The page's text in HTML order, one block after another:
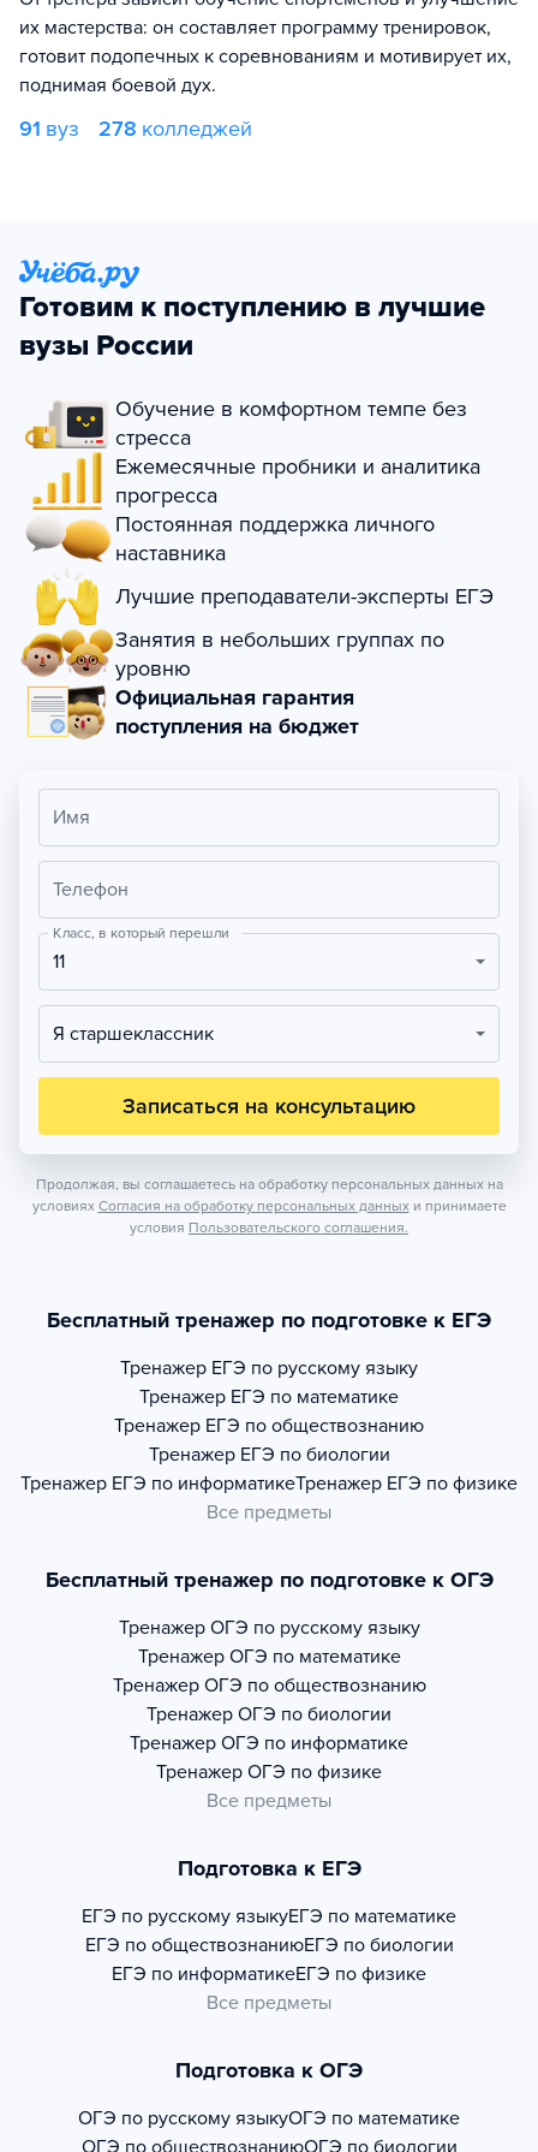
их мастерства: он составляет программу тренировок,
готовит подопечных к соревнованиям и мотивирует их,
поднимая боевой дух.
91 вуз 278 колледжей
Готовим к поступлению в лучшие
вузы России
Обучение в комфортном темпе без
стресса
Ежемесячные пробники и аналитика
прогресса
Постоянная поддержка личного
наставника
Лучшие преподаватели-эксперты ЕГЭ
Занятия в небольших группах по
уровню
Официальная гарантия
поступления на бюджет
Имя
Телефон
Класс, в который перешли
11
Я старшеклассник
Записаться на консультацию
Продолжая, вы соглашаетесь на обработку персональных данных на
условиях Согласия на обработку персональных данных и принимаете
условия Пользовательского соглашения.
Бесплатный тренажер по подготовке к ЕГЭ
Тренажер ЕГЭ по русскому языку
Тренажер ЕГЭ по математике
Тренажер ЕГЭ по обществознанию
Тренажер ЕГЭ по биологии
Тренажер ЕГЭ по информатикеТренажер ЕГЭ по физике
Все предметы
Бесплатный тренажер по подготовке к ОГЭ
Тренажер ОГЭ по русскому языку
Тренажер ОГЭ по математике
Тренажер ОГЭ по обществознанию
Тренажер ОГЭ по биологии
Тренажер ОГЭ по информатике
Тренажер ОГЭ по физике
Все предметы
Подготовка к ЕГЭ
ЕГЭ по русскому языкуЕГЭ по математике
ЕГЭ по обществознаниюЕГЭ по биологии
ЕГЭ по информатикеЕГЭ по физике
Все предметы
Подготовка к ОГЭ
ОГЭ по русскому языкуОГЭ по математике
ОГЭ по обществознаниюОГЭ по биологии